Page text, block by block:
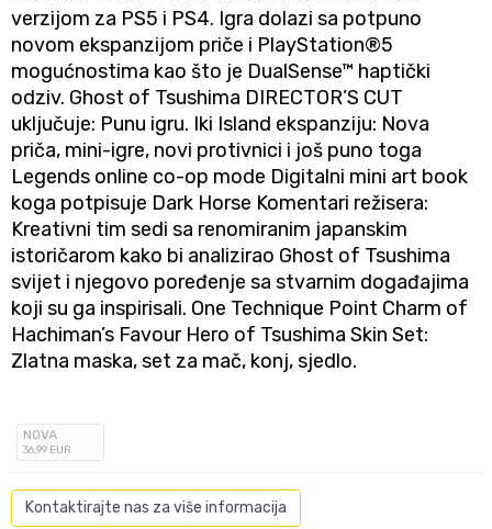
verzijom za PS5 i PS4. Igra dolazi sa potpuno
novom ekspanzijom priče i PlayStation®5
mogućnostima kao što je DualSense™ haptički
odziv. Ghost of Tsushima DIRECTOR’S CUT
uključuje: Punu igru. Iki Island ekspanziju: Nova
priča, mini-igre, novi protivnici i još puno toga
Legends online co-op mode Digitalni mini art book
koga potpisuje Dark Horse Komentari režisera:
Kreativni tim sedi sa renomiranim japanskim
istoričarom kako bi analizirao Ghost of Tsushima
svijet i njegovo poređenje sa stvarnim događajima
koji su ga inspirisali. One Technique Point Charm of
Hachiman’s Favour Hero of Tsushima Skin Set:
Zlatna maska, set za mač, konj, sjedlo.
NOVA
36,99 EUR
Kontaktirajte nas za više informacija